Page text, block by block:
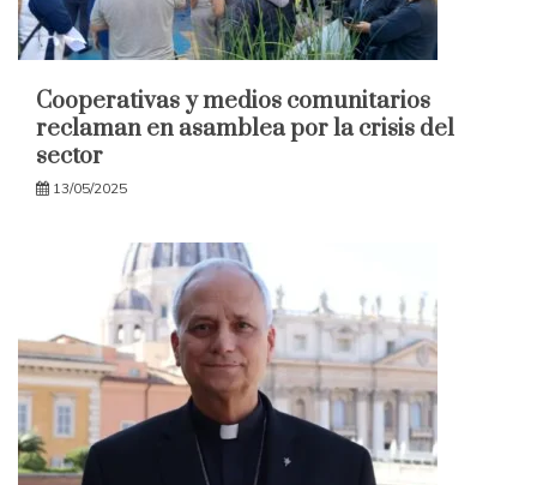
Cooperativas y medios comunitarios
reclaman en asamblea por la crisis del
sector
13/05/2025